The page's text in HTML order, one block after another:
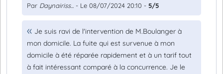
Par Daynairiss... - Le 08/07/2024 20:10 - 5/5
Je suis ravi de l'intervention de M.Boulanger à
mon domicile. La fuite qui est survenue à mon
domicile à été réparée rapidement et à un tarif tout
à fait intéressant comparé à la concurrence. Je le